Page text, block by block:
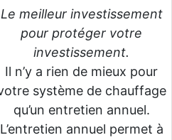
Le meilleur investissement
pour protéger votre
investissement.
Il n’y a rien de mieux pour
système de chauffage
qu’un entretien annuel.
L’entretien annuel permet à